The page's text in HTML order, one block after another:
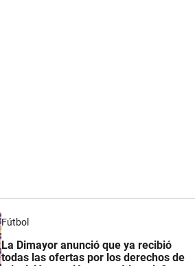
Fútbol
La Dimayor anunció que ya recibió
todas las ofertas por los derechos de